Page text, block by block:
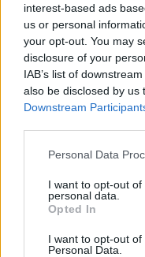
interest-based ads
us or personal
your opt-out. You may
disclosure of your
IAB’s list of
also be disclosed by us
Downstream
Please note that this
not limited to your visit
grant or deny consent
use your data for
consent section.
Personal Data
I want to opt-out
personal data.
Opted In
I want to opt-out
Personal Data.
Vai darbs
jūs
izceļ
datumus,
svarīga